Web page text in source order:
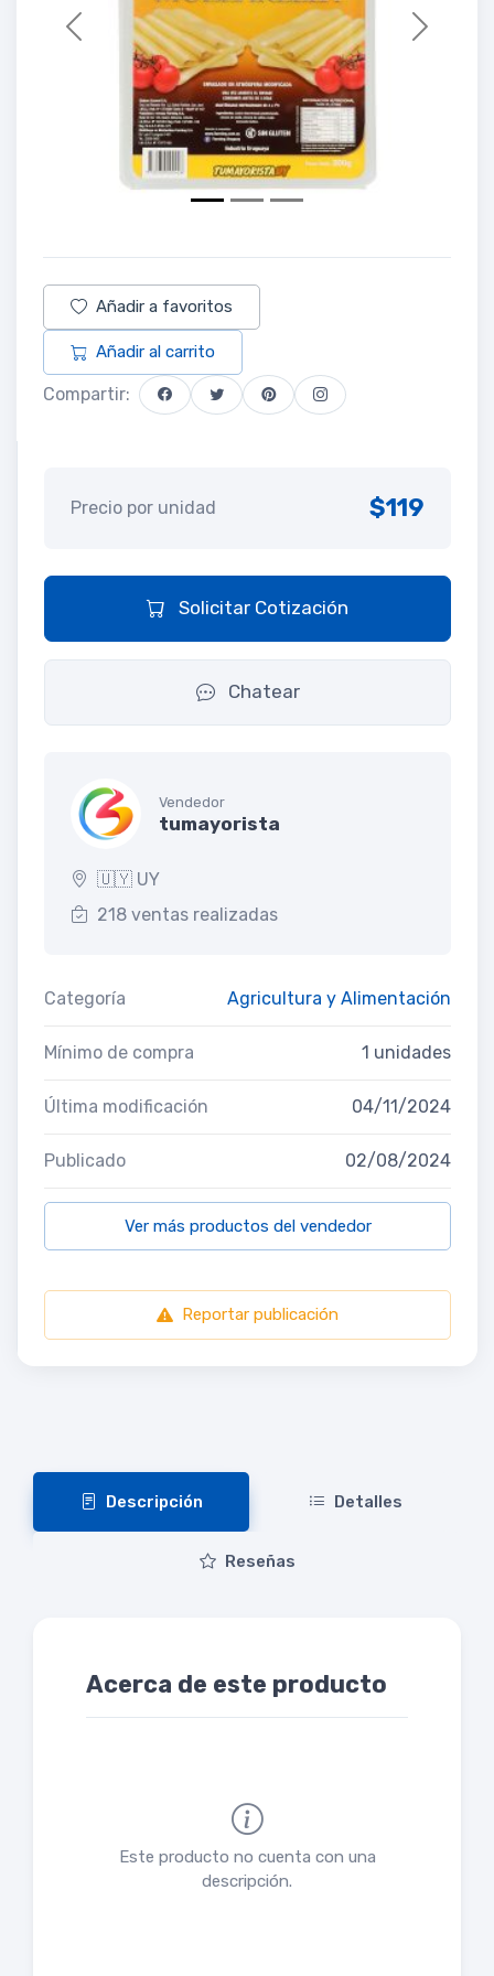
Previous Next
Añadir a favoritos
Añadir al carrito
Compartir:
Precio por unidad $119
Solicitar Cotización
Chatear
Vendedor
tumayorista
🇺🇾 UY
218 ventas realizadas
Categoría Agricultura y Alimentación
Mínimo de compra 1 unidades
Última modificación 04/11/2024
Publicado 02/08/2024
Ver más productos del vendedor
Reportar publicación
Descripción Detalles
Reseñas
Acerca de este producto
Este producto no cuenta con una
descripción.